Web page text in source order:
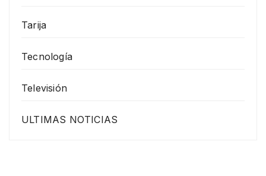
Tarija
Tecnología
Televisión
ULTIMAS NOTICIAS